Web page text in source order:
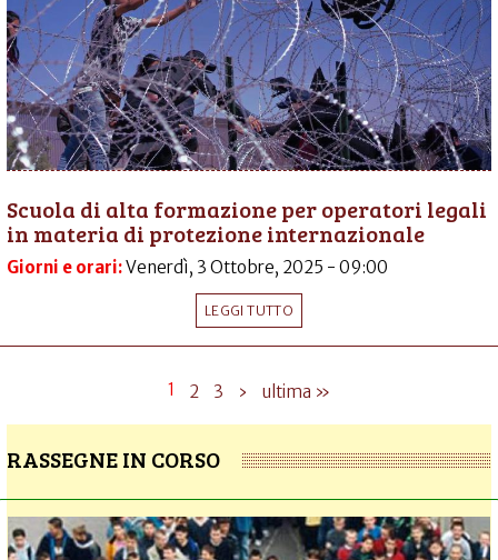
Scuola di alta formazione per operatori legali
in materia di protezione internazionale
Giorni e orari:Venerdì, 3 Ottobre, 2025 - 09:00
LEGGI TUTTO
1 2 3 › ultima »
RASSEGNE IN CORSO